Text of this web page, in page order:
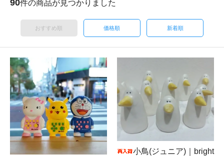
90件の商品が見つかりました
おすすめ順 価格順 新着順
小鳥(ジュニア)｜bright